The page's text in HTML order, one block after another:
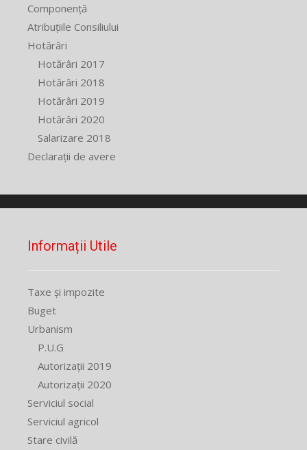
Componență
Atribuțiile Consiliului
Hotărâri
Hotărâri 2017
Hotărâri 2018
Hotărâri 2019
Hotărâri 2020
Salarizare 2018
Declarații de avere
Informații Utile
Taxe și impozite
Buget
Urbanism
P.U.G
Autorizații 2019
Autorizații 2020
Serviciul social
Serviciul agricol
Stare civilă